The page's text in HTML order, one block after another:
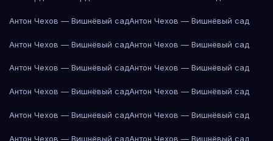
Антон Чехов — Вишнёвый садАнтон Чехов — Вишнёвый сад
Антон Чехов — Вишнёвый садАнтон Чехов — Вишнёвый сад
Антон Чехов — Вишнёвый садАнтон Чехов — Вишнёвый сад
Антон Чехов — Вишнёвый садАнтон Чехов — Вишнёвый сад
Антон Чехов — Вишнёвый садАнтон Чехов — Вишнёвый сад
Антон Чехов — Вишнёвый садАнтон Чехов — Вишнёвый сад